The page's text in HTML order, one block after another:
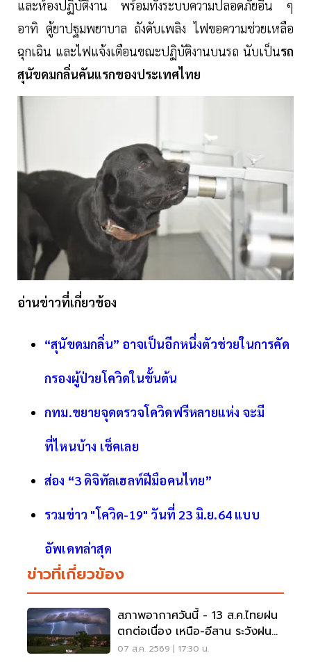
และห้องปฏิบัติงาน พร้อมทั้งระบบความปลอดภัยอื่น ๆ
อาทิ ตู้ยาปฐมพยาบาล ถังดับเพลิง ไฟขอความช่วยเหลือ
ฉุกเฉิน และไฟแจ้งเตือนขณะปฏิบัติงานบนรถ นับเป็นรถ
สุนัขดมกลิ่นคันแรกของประเทศไทย
อ่านข่าวที่เกี่ยวข้อง
“สุนัขดมกลิ่น” อาจเป็นอีกหนึ่งตัวช่วยในการคัด
กรองผู้ป่วยโควิดในขั้นต้น
กทม.ขยายจุดตรวจโควิดฟรีหลายแห่ง จะมี
ที่ไหนบ้าง เช็คเลย
ส่อง “3 ดิจิทัลเฮลท์ฝีมือคนไทย”
รวมข่าว "โควิด-19" วันที่ 23 มิ.ย.64 แบบ
อัพเดทล่าสุด
ข่าวที่เกี่ยวข้อง
สภาพอากาศวันนี้ - 13 ส.ค.ไทยฝน
ตกต่อเนื่อง เหนือ-อีสาน ระวังฝน
ตกหนักมากบางแห่ง
07 ส.ค. 2569 | 17:30 น.